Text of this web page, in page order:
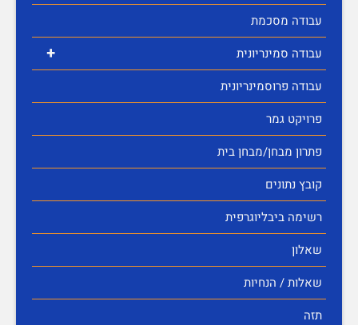
עבודה מסכמת
+
עבודה סמינריונית
עבודה פרוסמינריונית
פרויקט גמר
פתרון מבחן/מבחן בית
קובץ נתונים
רשימה ביבליוגרפית
שאלון
שאלות / הנחיות
תזה